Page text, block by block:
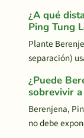
¿A qué
Ping Tung
Plante
separación)
¿Puede
sobrevivir
Berenjena,
no debe